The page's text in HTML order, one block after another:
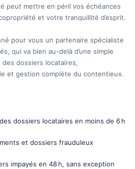
peut mettre en péril vos échéances
et votre tranquillité d’esprit.
pour vous un partenaire spécialiste
qui va bien au-delà d’une simple
dossiers locataires,
et gestion complète du contentieux.
dossiers locataires en moins de 6 h
et dossiers frauduleux
impayés en 48 h, sans exception